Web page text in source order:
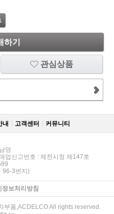
하기
관심상품
내 고객센터 커뮤니티
영
업신고번호 : 제천시청 제147호
96-3번지)
정보처리방침
품,ACDELCO All rights reserved.